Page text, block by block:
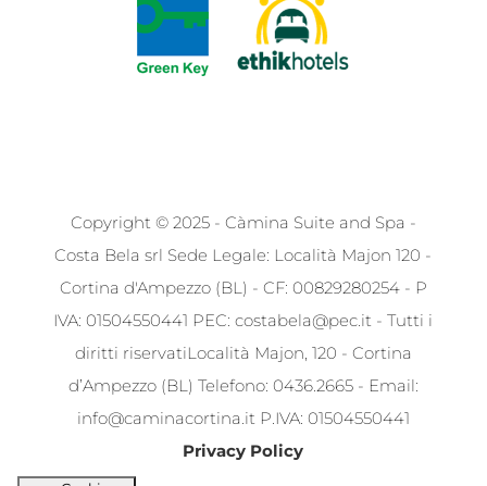
Copyright © 2025 - Càmina Suite and Spa -
Costa Bela srl Sede Legale: Località Majon 120 -
Cortina d'Ampezzo (BL) - CF: 00829280254 - P
IVA: 01504550441 PEC: costabela@pec.it - Tutti i
diritti riservatiLocalità Majon, 120 - Cortina
d’Ampezzo (BL) Telefono: 0436.2665 - Email:
info@caminacortina.itP.IVA: 01504550441
Privacy Policy